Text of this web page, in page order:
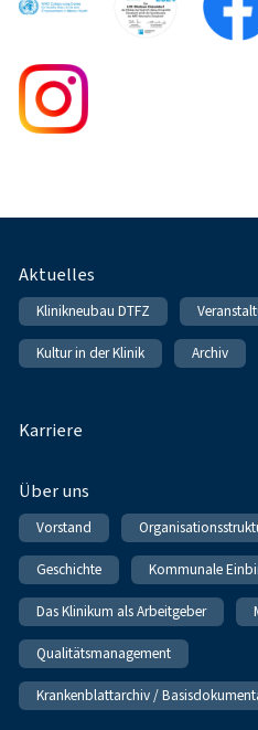
Fußnavigation
Aktuelles
Klinikneubau DTFZ
Kultur in der Klinik Archiv
Karriere
Über uns
Vorstand
Geschichte Kommunale
Das Klinikum als Arbeitgeber
Qualitätsmanagement
Krankenblattarchiv /